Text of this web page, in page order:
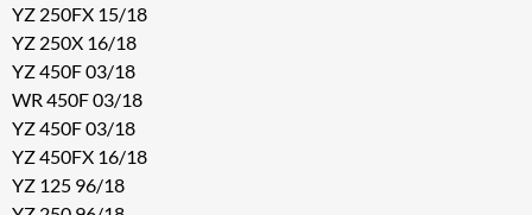
YZ 250FX 15/18
YZ 250X 16/18
YZ 450F 03/18
WR 450F 03/18
YZ 450F 03/18
YZ 450FX 16/18
YZ 125 96/18